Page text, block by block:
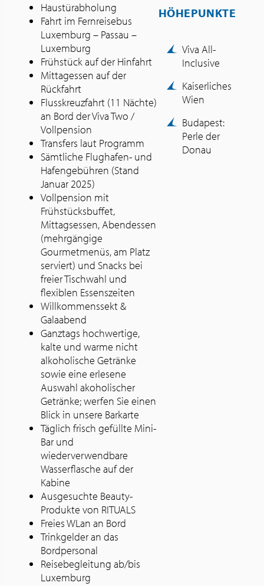
Haustürabholung
Fahrt im Fernreisebus
Luxemburg – Passau –
Luxemburg
Frühstück auf der Hinfahrt
Mittagessen auf der
Rückfahrt
Flusskreuzfahrt (11 Nächte)
an Bord der Viva Two /
Vollpension
Transfers laut Programm
Sämtliche Flughafen- und
Hafengebühren (Stand
Januar 2025)
Vollpension mit
Frühstücksbuffet,
Mittagsessen, Abendessen
(mehrgängige
Gourmetmenüs, am Platz
serviert) und Snacks bei
freier Tischwahl und
flexiblen Essenszeiten
Willkommenssekt &
Galaabend
Ganztags hochwertige,
kalte und warme nicht
alkoholische Getränke
sowie eine erlesene
Auswahl akoholischer
Getränke; werfen Sie einen
Blick in unsere Barkarte
Täglich frisch gefüllte Mini-
Bar und
wiederverwendbare
Wasserflasche auf der
Kabine
Ausgesuchte Beauty-
Produkte von RITUALS
Freies WLan an Bord
Trinkgelder an das
Bordpersonal
Reisebegleitung ab/bis
Luxemburg
HÖHEPUNKTE
Viva All-
Inclusive
Kaiserliches
Wien
Budapest:
Perle der
Donau